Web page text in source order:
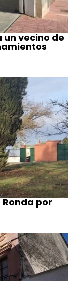
un vecino de
Ronda por